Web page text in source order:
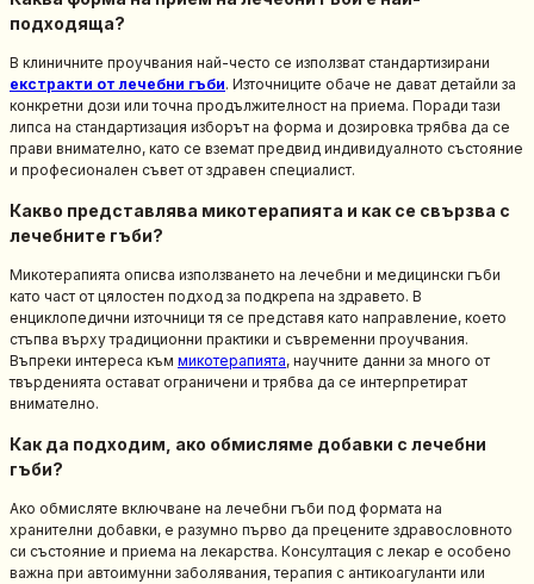
подходяща?
В клиничните проучвания най-често се използват стандартизирани
екстракти от лечебни гъби. Източниците обаче не дават детайли за
конкретни дози или точна продължителност на приема. Поради тази
липса на стандартизация изборът на форма и дозировка трябва да се
прави внимателно, като се вземат предвид индивидуалното състояние
и професионален съвет от здравен специалист.
Какво представлява микотерапията и как се свързва с
лечебните гъби?
Микотерапията описва използването на лечебни и медицински гъби
като част от цялостен подход за подкрепа на здравето. В
енциклопедични източници тя се представя като направление, което
стъпва върху традиционни практики и съвременни проучвания.
Въпреки интереса към микотерапията, научните данни за много от
твърденията остават ограничени и трябва да се интерпретират
внимателно.
Как да подходим, ако обмисляме добавки с лечебни
гъби?
Ако обмисляте включване на лечебни гъби под формата на
хранителни добавки, е разумно първо да прецените здравословното
си състояние и приема на лекарства. Консултация с лекар е особено
важна при автоимунни заболявания, терапия с антикоагуланти или